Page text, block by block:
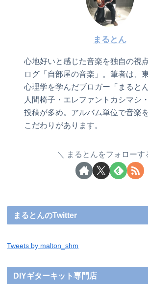
まるとん
心地好いと感じた音楽を独自の視
ログ「自部屋の音楽」。筆者は、
心理学を学んだブロガー「まると
人間椅子・エレファントカシマシ
投稿が多め。アルバム単位で音楽
こだわりがあります。
まるとんをフォローす
まるとんのTwitter
Tweets by malton_shm
DIYギターキット専門店